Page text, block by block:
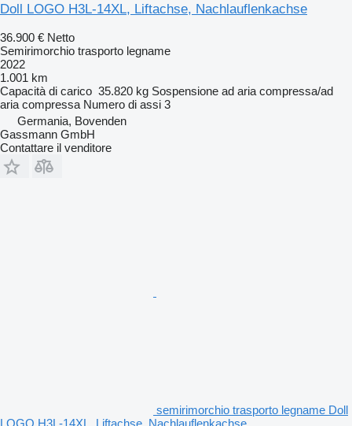
Doll LOGO H3L-14XL, Liftachse, Nachlauflenkachse
36.900 € Netto
Semirimorchio trasporto legname
2022
1.001 km
Capacità di carico 35.820 kg Sospensione ad aria compressa/ad
aria compressa Numero di assi 3
Germania, Bovenden
Gassmann GmbH
Contattare il venditore
semirimorchio trasporto legname Doll
LOGO H3L-14XL, Liftachse, Nachlauflenkachse